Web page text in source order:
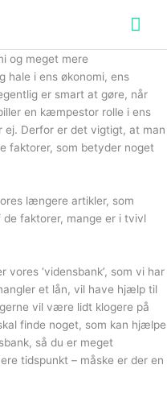
og meget mere
i ens økonomi, ens
er smart at gøre, når
en kæmpestor rolle i ens
ej. Derfor er det vigtigt, at man
faktorer, som betyder noget
længere artikler, som
faktorer, mange er i tvivl
‘vidensbank’, som vi har
et lån, vil have hjælp til
vil være lidt klogere på
finde noget, som kan hjælpe
så du er meget
tidspunkt – måske er der en